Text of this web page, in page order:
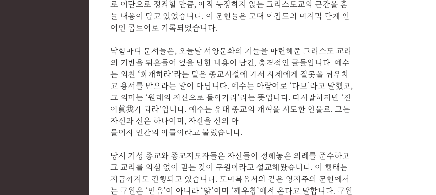
로 이단으로 정죄할 만큼, 아직 등장하지 않는 그리스도교의 근간을 흔
들 내용이 담고 있었습니다. 이 문헌들은 고대 이집트의 마지막 단계 언
어인 콥트어로 기록되었습니다.
낙함마디 문서들은, 오늘날 서양문화의 기틀을 마련해준 그리스도 교리
의 기반을 뒤흔들어 엎을 만한 내용이 담긴, 충격적인 글들입니다. 예수
는 외친 ‘회개하라’라는 말은 종교시설에 가서 사제에게 잘못을 뉘우치
고 용서를 받으라는 말이 아닙니다. 예수는 아람어로 ‘타브’라고 말했고,
그 의미는 ‘원래의 자신으로 돌아가라’라는 뜻입니다. 다시말하지만 ‘진
아眞我가 되라’입니다. 예수는 유대 종교의 개혁을 시도한 인물로. 그는
자신과 신은 하나이며, 자신을 신의 아
들이자 인간의 아들이라고 불렀습니다.
당시 기성 종교와 종교지도자들은 자신들이 정해놓은 의례를 준수하고
그 교리를 의심 없이 믿는 것이 구원이라고 설교해왔습니다. 이 행태는
지금까지도 진행되고 있습니다. 도마복음서와 같은 영지주의 문헌에서
는 구원은 ‘믿음’이 아니라 ‘앎’이며 ‘깨우침’에서 온다고 말합니다. 구원